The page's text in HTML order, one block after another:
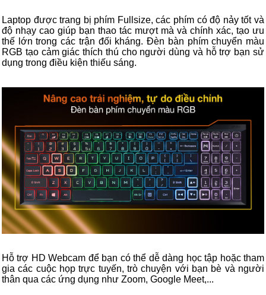
Laptop được trang bị phím Fullsize, các phím có độ nảy tốt và
độ nhạy cao giúp bạn thao tác mượt mà và chính xác, tạo ưu
thế lớn trong các trận đối kháng. Đèn bàn phím chuyển màu
RGB tạo cảm giác thích thú cho người dùng và hỗ trợ bạn sử
dụng trong điều kiện thiếu sáng.
Hỗ trợ HD Webcam để bạn có thể dễ dàng học tập hoặc tham
gia các cuộc họp trực tuyến, trò chuyện với bạn bè và người
thân qua các ứng dụng như Zoom, Google Meet,...